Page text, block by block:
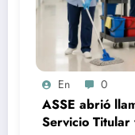
En 0
ASSE abrió
Servicio Titular